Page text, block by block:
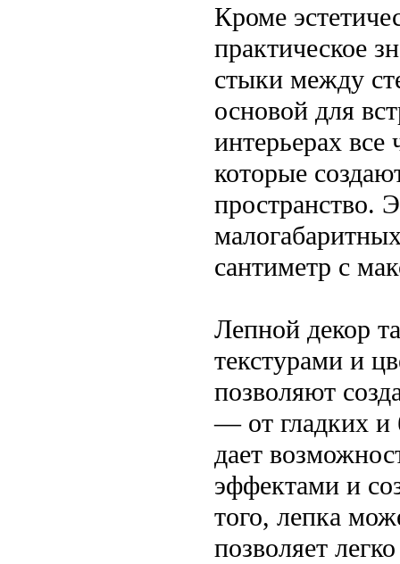
Кроме
практическое
стыки между
основой для
интерьерах
которые
пространство.
сантиметр с
Лепной декор
текстурами и
позволяют
— от гладких и
дает
эффектами и
того, лепка
позволяет